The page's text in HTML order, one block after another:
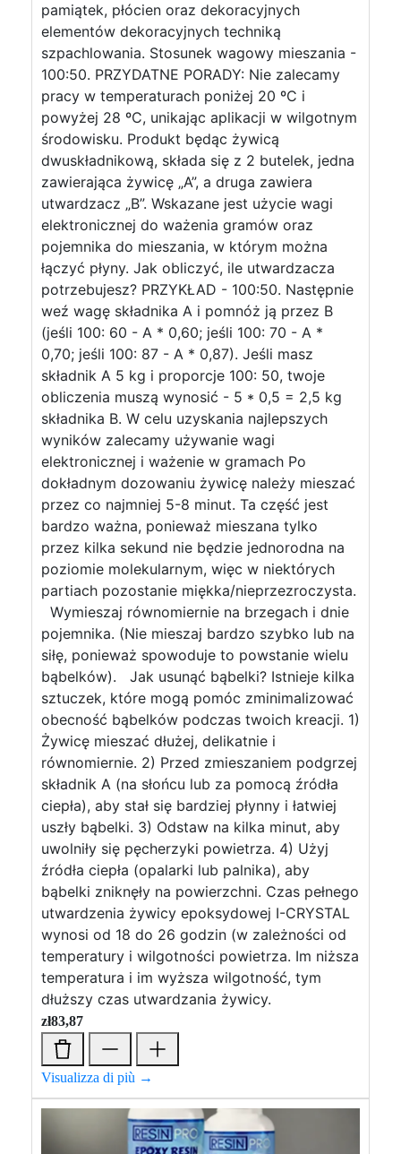
pamiątek, płócien oraz dekoracyjnych
elementów dekoracyjnych techniką
szpachlowania. Stosunek wagowy mieszania -
100:50. PRZYDATNE PORADY: Nie zalecamy
pracy w temperaturach poniżej 20 ºC i
powyżej 28 ºC, unikając aplikacji w wilgotnym
środowisku. Produkt będąc żywicą
dwuskładnikową, składa się z 2 butelek, jedna
zawierająca żywicę „A”, a druga zawiera
utwardzacz „B”. Wskazane jest użycie wagi
elektronicznej do ważenia gramów oraz
pojemnika do mieszania, w którym można
łączyć płyny. Jak obliczyć, ile utwardzacza
potrzebujesz? PRZYKŁAD - 100:50. Następnie
weź wagę składnika A i pomnóż ją przez B
(jeśli 100: 60 - A * 0,60; jeśli 100: 70 - A *
0,70; jeśli 100: 87 - A * 0,87). Jeśli masz
składnik A 5 kg i proporcje 100: 50, twoje
obliczenia muszą wynosić - 5 * 0,5 = 2,5 kg
składnika B. W celu uzyskania najlepszych
wyników zalecamy używanie wagi
elektronicznej i ważenie w gramach Po
dokładnym dozowaniu żywicę należy mieszać
przez co najmniej 5-8 minut. Ta część jest
bardzo ważna, ponieważ mieszana tylko
przez kilka sekund nie będzie jednorodna na
poziomie molekularnym, więc w niektórych
partiach pozostanie miękka/nieprzezroczysta.
Wymieszaj równomiernie na brzegach i dnie
pojemnika. (Nie mieszaj bardzo szybko lub na
siłę, ponieważ spowoduje to powstanie wielu
bąbelków). Jak usunąć bąbelki? Istnieje kilka
sztuczek, które mogą pomóc zminimalizować
obecność bąbelków podczas twoich kreacji. 1)
Żywicę mieszać dłużej, delikatnie i
równomiernie. 2) Przed zmieszaniem podgrzej
składnik A (na słońcu lub za pomocą źródła
ciepła), aby stał się bardziej płynny i łatwiej
uszły bąbelki. 3) Odstaw na kilka minut, aby
uwolniły się pęcherzyki powietrza. 4) Użyj
źródła ciepła (opalarki lub palnika), aby
bąbelki zniknęły na powierzchni. Czas pełnego
utwardzenia żywicy epoksydowej I-CRYSTAL
wynosi od 18 do 26 godzin (w zależności od
temperatury i wilgotności powietrza. Im niższa
temperatura i im wyższa wilgotność, tym
dłuższy czas utwardzania żywicy.
zł83,87
Visualizza di più →